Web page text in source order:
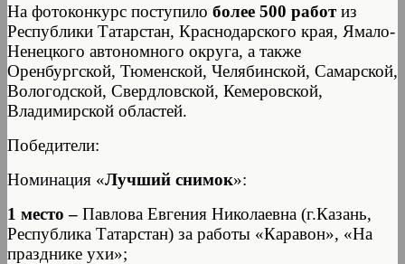
На фотоконкурс поступило более 500 работиз
Республики Татарстан, Краснодарского края, Ямало-
Ненецкого автономного округа, а также
Оренбургской, Тюменской, Челябинской, Самарской,
Вологодской, Свердловской, Кемеровской,
Владимирской областей.
Победители:
Номинация «Лучший снимок»:
1 место – Павлова Евгения Николаевна (г.Казань,
Республика Татарстан) за работы «Каравон», «На
празднике ухи»;